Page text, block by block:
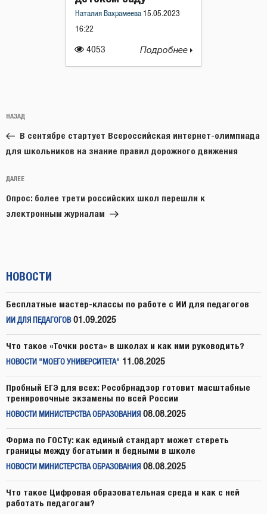
4053
Наталия Вахрамеева 15.05.2023
16:22
Подробнее
по
записям
Предыдущая
запись:
НАЗАД
В сентябре стартует Всероссийская интернет-олимпиада
для школьников на знание правил дорожного движения
Следующая
запись
ДАЛЕЕ
Опрос: более трети российских школ перешли к
электронным журналам
НОВОСТИ
Бесплатные мастер-классы по работе с ИИ для педагогов
ИИ ДЛЯ ПЕДАГОГОВ 01.09.2025
Что такое «Точки роста» в школах и как ими руководить?
НОВОСТИ "МОЕГО УНИВЕРСИТЕТА" 11.08.2025
Пробный ЕГЭ для всех: Рособрнадзор готовит масштабные
тренировочные экзамены по всей России
НОВОСТИ МИНИСТЕРСТВА ОБРАЗОВАНИЯ 08.08.2025
Форма по ГОСТу: как единый стандарт может стереть
границы между богатыми и бедными в школе
НОВОСТИ МИНИСТЕРСТВА ОБРАЗОВАНИЯ 08.08.2025
Что такое Цифровая образовательная среда и как с ней
работать педагогам?